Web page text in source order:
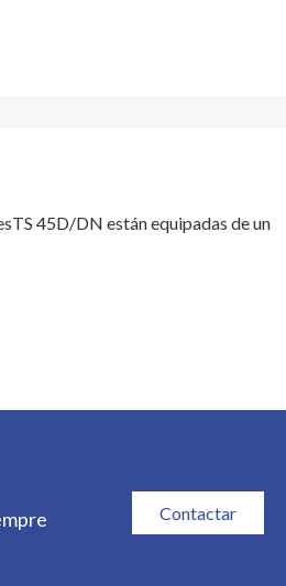
45D/DN están equipadas de un
Contactar